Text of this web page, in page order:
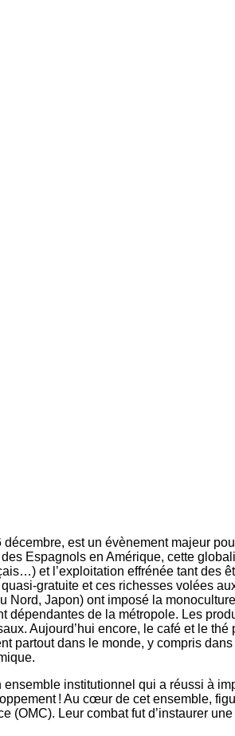
est un évènement majeur
Espagnols en Amérique, cette
et l’exploitation effrénée tant des
gratuite et ces richesses volées
Japon) ont imposé la
de la métropole. Les
Aujourd’hui encore, le café et le
partout dans le monde, y compris
institutionnel qui a réussi à
! Au cœur de cet ensemble,
Leur combat fut d’instaurer